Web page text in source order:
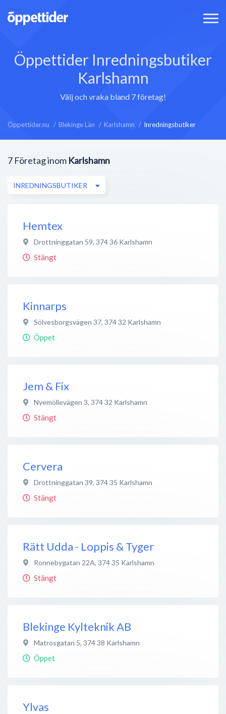
Öppettider Inredningsbutiker
Karlshamn
Välj och vraka bland 7 företag!
Öppettider.nu Blekinge Län Karlshamn Inredningsbutiker
7 Företag inom Karlshamn
INREDNINGSBUTIKER
Hemtex
Drottninggatan 59, 374 36 Karlshamn
Stängt
Kinnarps
Sölvesborgsvägen 37, 374 32 Karlshamn
Öppet
Jem & Fix
Nyemöllevägen 3, 374 32 Karlshamn
Stängt
Cervera
Drottninggatan 39, 374 35 Karlshamn
Stängt
Rätt Udda - Loppis & Tyger
Ronnebygatan 22A, 374 35 Karlshamn
Stängt
Blekinge Kylteknik AB
Matrosgatan 5, 374 38 Karlshamn
Öppet
Ylvas